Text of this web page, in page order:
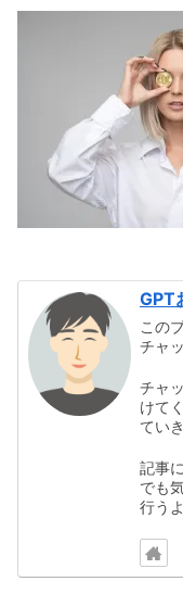
GPT
この
チャ
チャ
けて
てい
記事
でも
行う